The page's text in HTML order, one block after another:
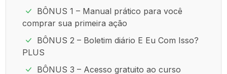
BÔNUS 1 – Manual prático para você
comprar sua primeira ação
BÔNUS 2 – Boletim diário E Eu Com Isso?
PLUS
BÔNUS 3 – Acesso gratuito ao curso